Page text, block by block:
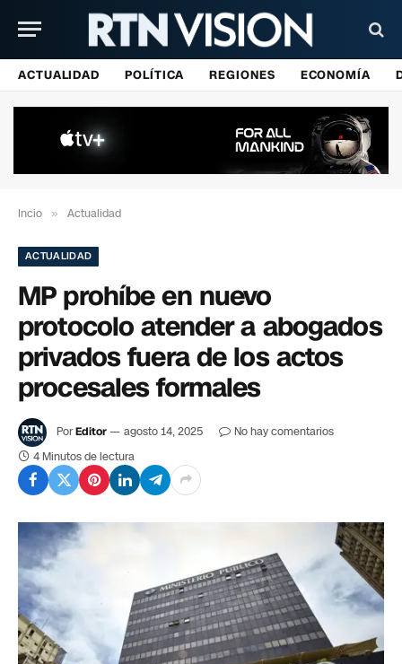
ACTUALIDAD POLÍTICA REGIONES ECONOMÍA
Incio » Actualidad
ACTUALIDAD
MP prohíbe en nuevo
protocolo atender a abogados
privados fuera de los actos
procesales formales
PorEditor agosto 14, 2025
No hay comentarios
4 Minutos de lectura